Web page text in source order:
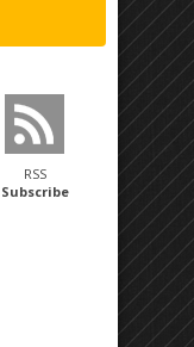
RSS
Subscribe